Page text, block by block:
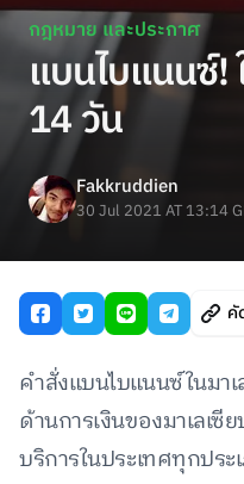
กฎหมาย และประกาศ
แบนไบแนนซ์!
14 วัน
Fakkruddien
30 Jul 2021 AT 13:14
คั
คำสั่งแบนไบแนนซ์ในมา
ด้านการเงินของมาเลเซี
บริการในประเทศทุกประ